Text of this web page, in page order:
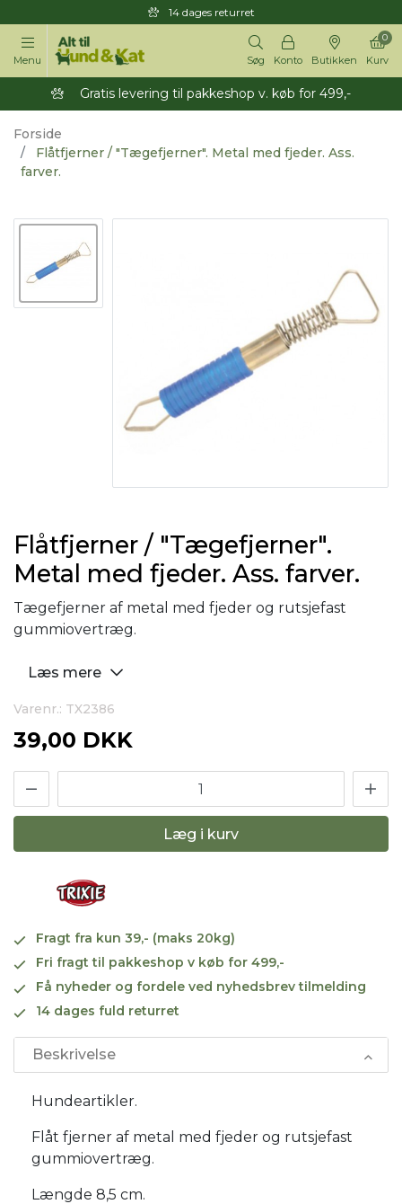
14 dages returret
Menu Søg Konto Butikken Kurv
0
Gratis levering til pakkeshop v. køb for 499,-
Forside
Flåtfjerner / "Tægefjerner". Metal med fjeder. Ass.
farver.
Flåtfjerner / "Tægefjerner".
Metal med fjeder. Ass. farver.
Tægefjerner af metal med fjeder og rutsjefast
gummiovertræg.
Læs mere
Varenr.: TX2386
39,00 DKK
Læg i kurv
Fragt fra kun 39,- (maks 20kg)
Fri fragt til pakkeshop v køb for 499,-
Få nyheder og fordele ved nyhedsbrev tilmelding
14 dages fuld returret
Beskrivelse
Hundeartikler.
Flåt fjerner af metal med fjeder og rutsjefast
gummiovertræg.
Længde 8,5 cm.